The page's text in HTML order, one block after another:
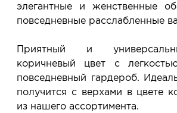
элегантные и женственные
повседневные расслабленные
Приятный и
коричневый цвет с
повседневный гардероб.
получится с верхами в цвете
из нашего ассортимента.